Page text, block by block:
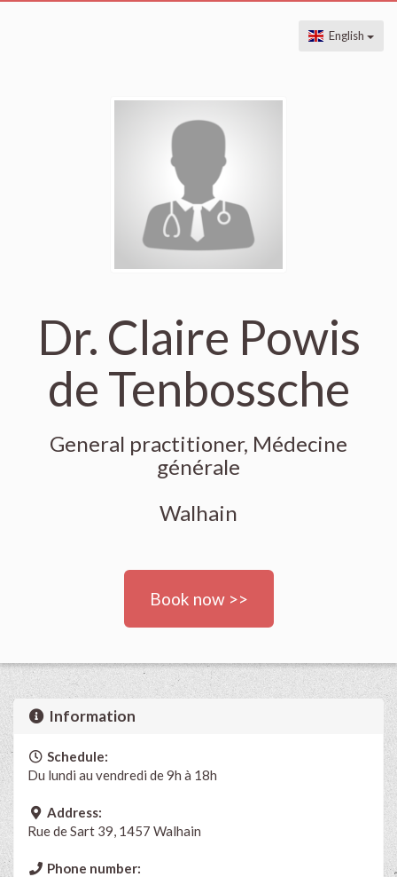
English
Dr. Claire Powis
de Tenbossche
General practitioner, Médecine
générale
Walhain
Book now >>
Information
Schedule:
Du lundi au vendredi de 9h à 18h
Address:
Rue de Sart 39, 1457 Walhain
Phone number: